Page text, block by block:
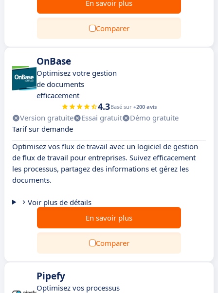
En savoir plus
Comparer
OnBase
Optimisez votre gestion
de documents
efficacement
4.3Basé sur +200 avis
Version gratuite Essai gratuit
Démo gratuite
Tarif sur demande
Optimisez vos flux de travail avec un logiciel de gestion
de flux de travail pour entreprises. Suivez efficacement
les processus, partagez des informations et gérez les
documents.
Voir plus de détails
En savoir plus
Comparer
Pipefy
Optimisez vos processus